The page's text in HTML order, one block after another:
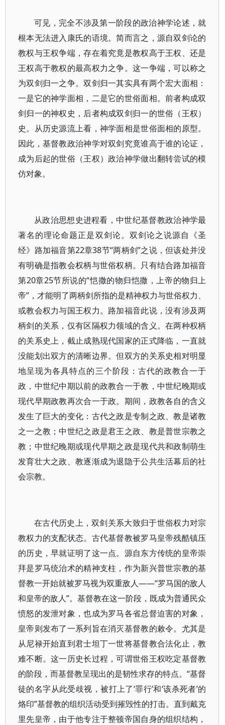
可见，完全不涉及第一阶段的政治神学论述，就
根本无法进入康氏的语境。简而言之，源自双剑论的
教权与王权争端，存在着究竟是教权高于王权、还是
王权高于教权的最高权力之争。这一争端，可以称之
为双剑归一之争。双剑归一其实具有两个宏大面相：
一是它的神学面相，二是它的世俗面相。前者构成双
剑归一的神权史，后者构成双剑归一的世俗（王权）
史。从历史源流上看，神学面相是世俗面相的原型。
因此，基督教政治神学对双剑究竟谁高于谁的论证，
成为后起的世俗（王权）政治神学做出翻转尝试的模
仿对象。
从政治思想史进程看，中世纪基督教政治神学最
著名的理论命题正是双剑论。双剑论之说源自《圣
经》路加福音第22章38节“两柄剑”之说，但该处并没
有明确是指教会权柄与世俗权柄。只有结合路加福音
第20章25节所说的“恺撒的物归恺撒，上帝的物归上
帝”，才能明了两柄剑所指的是精神权力与世俗权力、
或教会权力与国王权力。路加福音此说，没有涉及两
柄剑的关系，仅有区隔权力领域的含义。在两种权柄
的关系史上，截止成熟现代国家的正式降临，一直就
没能划出双方的清晰边界。但双方的关系史相对明显
地呈现为各具特点的三个阶段：古代的政教合一于
政，中世纪中期以前的政教合一于教，中世纪晚期或
现代早期政教再次合一于政。期间，政教各自的含义
发生了巨大的变化：古代之政是专制之政、教是诸教
之一之教；中世纪之政是君王之政、教是普世宗教之
教；中世纪晚期或现代早期之政是现代共和政制萌生
发育壮大之政、教逐渐成为退隐于公共生活幕后的社
会宗教。
在古代历史上，双剑关系大致归于世俗权力对宗
教权力的支配状态。古代基督教被罗马皇帝残酷镇压
的历史，早就证明了这一点。源自东方传统的皇帝崇
拜是罗马统治术的精神支柱，作为新兴普世宗教的基
督教一开始就被罗马视为双重敌人——“罗马国的敌人
和皇帝的敌人”。基督教在这一阶段，既成为普通民众
愤怒的发泄对象，也成为罗马各省总督迫害的对象，
皇帝则发布了一系列旨在消灭基督教的敕令。尤其是
从尼禄开始直到君士坦丁一世将基督教合法化止，教
难不断。这一历史长过程，可谓世俗王权吃定基督教
的阶段，而基督教呈现出的是韧性求存的特点。“基督
徒的名字从此受歧视，被打上了‘罪行’和‘该杀死者’的
烙印”基督教的组织活动受到摧毁性的打击。直到戴克
里先皇帝，由于他专注于整顿帝国自身的组织结构，